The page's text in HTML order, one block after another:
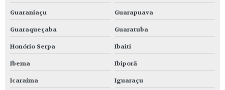
Guaraniaçu Guarapuava
Guaraqueçaba Guaratuba
Honório Serpa Ibaiti
Ibema Ibiporã
Icaraíma Iguaraçu